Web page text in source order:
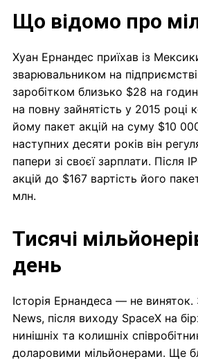
Що відомо про
Хуан Ернандес приїхав із
зварювальником на підприємстві
заробітком близько $28 на
на повну зайнятість у 2015 році
йому пакет акцій на суму $10
наступних десяти років він
папери зі своєї зарплати. Після
акцій до $167 вартість його
млн.
Тисячі
день
Історія Ернандеса — не
News, після виходу SpaceX на
нинішніх та колишніх
доларовими мільйонерами. Ще